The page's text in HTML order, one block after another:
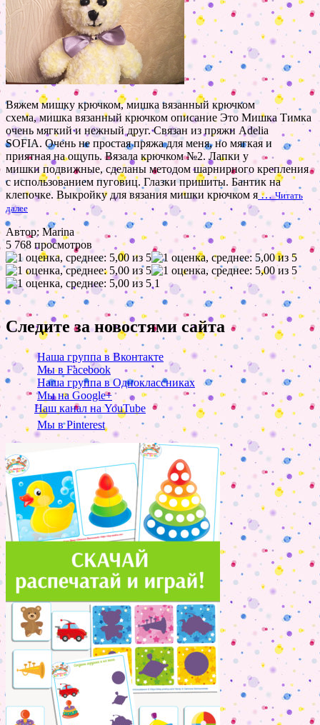
Вяжем мишку крючком, мишка вязанный крючком
схема, мишка вязанный крючком описание Это Мишка Тимка
очень мягкий и нежный друг. Связан из пряжи Adelia
SOFIA. Очень не простая пряжа для меня, но мягкая и
приятная на ощупь. Вязала крючком №2. Лапки у
мишки подвижные, сделаны методом шарнирного крепления
с использованием пуговиц. Глазки пришиты. Бантик на
клепочке. Выкройку для вязания мишки крючком я…Читать
далее
Автор: Marina
5 768 просмотров
1
Следите за новостями сайта
Наша группа в Вконтакте
Мы в Facebook
Наша группа в Одноклассниках
Мы на Google+
Наш канал на YouTube
Мы в Pinterest